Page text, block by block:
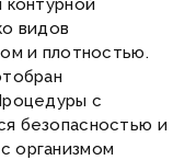
видов
и плотностью.
с
безопасностью и
организмом